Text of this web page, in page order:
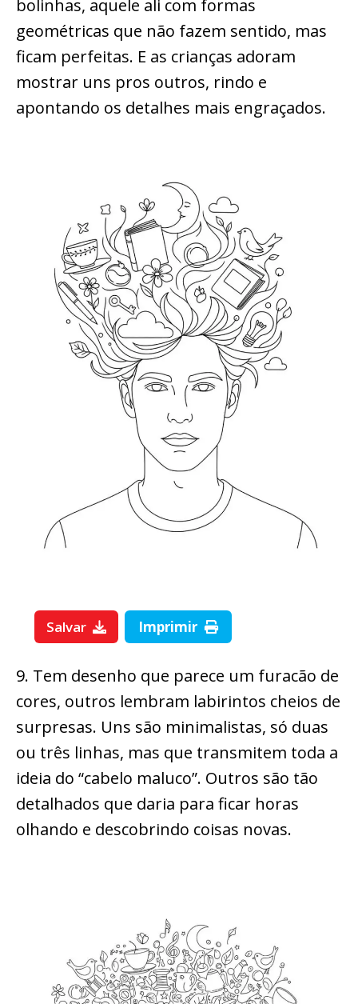
bolinhas, aquele ali com formas
geométricas que não fazem sentido, mas
ficam perfeitas. E as crianças adoram
mostrar uns pros outros, rindo e
apontando os detalhes mais engraçados.
Salvar Imprimir
9. Tem desenho que parece um furacão de
cores, outros lembram labirintos cheios de
surpresas. Uns são minimalistas, só duas
ou três linhas, mas que transmitem toda a
ideia do “cabelo maluco”. Outros são tão
detalhados que daria para ficar horas
olhando e descobrindo coisas novas.